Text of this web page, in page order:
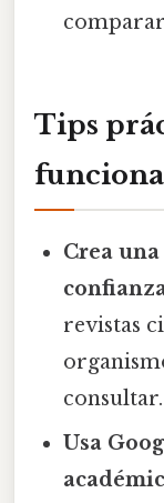
Tips
Crea
revistas
consultar.
Usa